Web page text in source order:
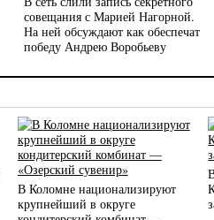
совещания с Марией Нагорной.
На ней обсуждают как обеспечат
победу Андрею Воробьеву
В Коломне национализируют
крупнейший в округе